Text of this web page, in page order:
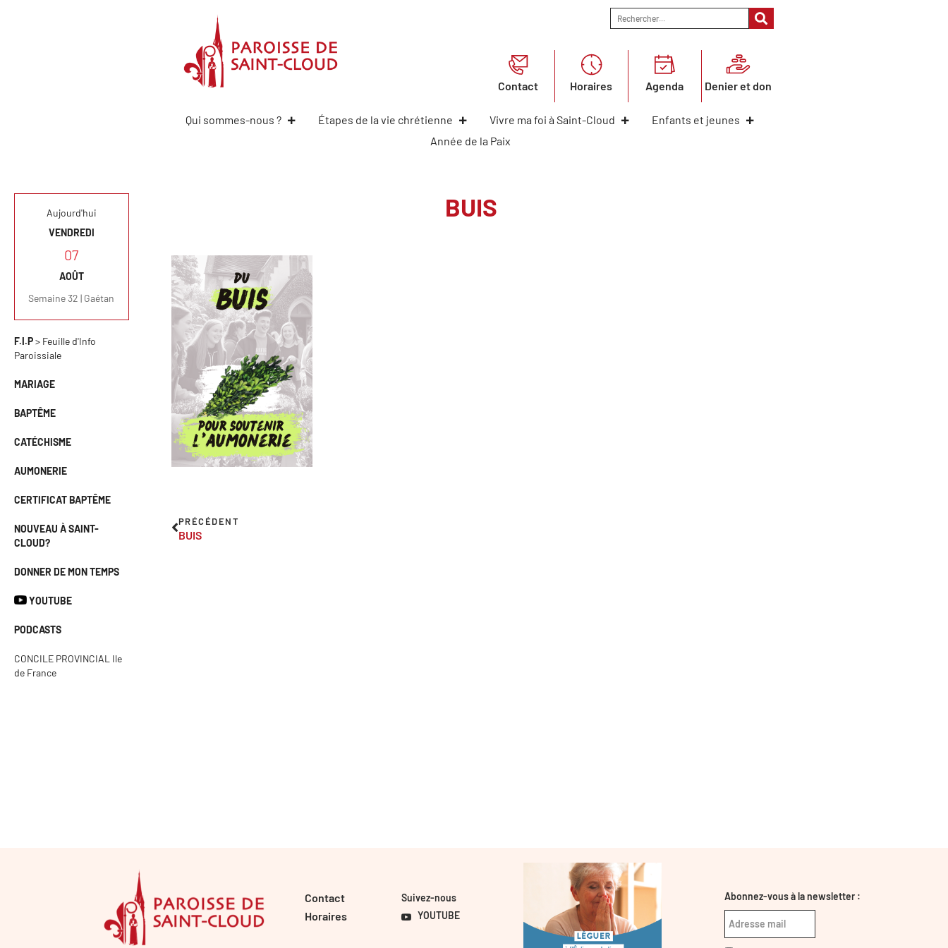
Contact Horaires Agenda Denier et don
Qui sommes-nous ? Étapes de la vie chrétienne Vivre ma foi à Saint-Cloud
Enfants et jeunes
Année de la Paix
Aujourd'hui
VENDREDI
07
AOÛT
Semaine 32 | Gaétan
F.I.P> Feuille d'Info
Paroissiale
MARIAGE
BAPTÊME
CATÉCHISME
AUMONERIE
CERTIFICAT BAPTÊME
NOUVEAU À SAINT-
CLOUD?
DONNER DE MON TEMPS
YOUTUBE
PODCASTS
CONCILE PROVINCIAL Ile
de France
BUIS
PRÉCÉDENT
BUIS
Contact
Horaires
Suivez-nous
YOUTUBE
Abonnez-vous à la newsletter :